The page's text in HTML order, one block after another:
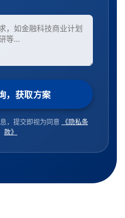
，获取方案
，提交即视为同意
《隐私条
款》